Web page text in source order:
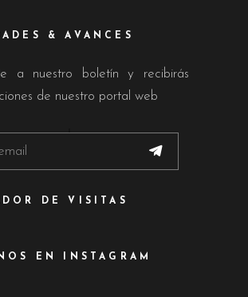
& AVANCES
a nuestro boletín y recibirás
de nuestro portal web
DE VISITAS
EN INSTAGRAM